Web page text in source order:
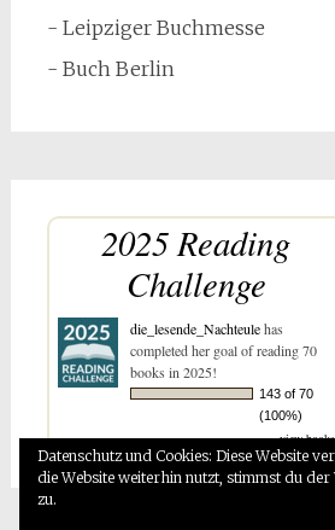
- Leipziger Buchmesse
- Buch Berlin
2025 Reading
Challenge
die_lesende_Nachteulehas
completed her goal of reading 70
books in 2025!
143 of 70
(100%)
view books
Datenschutz und Cookies: Diese Website
die Website weiterhin nutzt, stimmst du der
zu.